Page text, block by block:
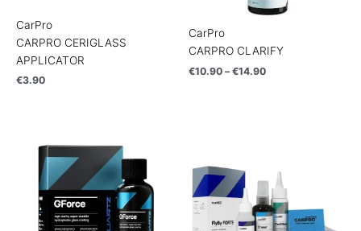
CarPro
CARPRO CERIGLASS
APPLICATOR
€3.90
CarPro
CARPRO CLARIFY
€10.90 – €14.90